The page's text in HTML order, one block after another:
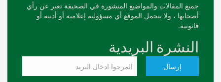
جميع المقالات والمواضيع المنشورة في الصحيفة تعبر عن رأي
أصحابها ، ولا يتحمل الموقع أي مسؤولية إعلامية أو أدبية أو
قانونية.
النشرة البريدية